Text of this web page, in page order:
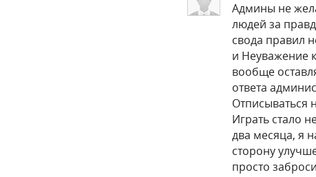
Админы не
людей за
свода правил
и Неуважение
вообще
ответа
Отписываться
Играть стало
два месяца, я
сторону
просто